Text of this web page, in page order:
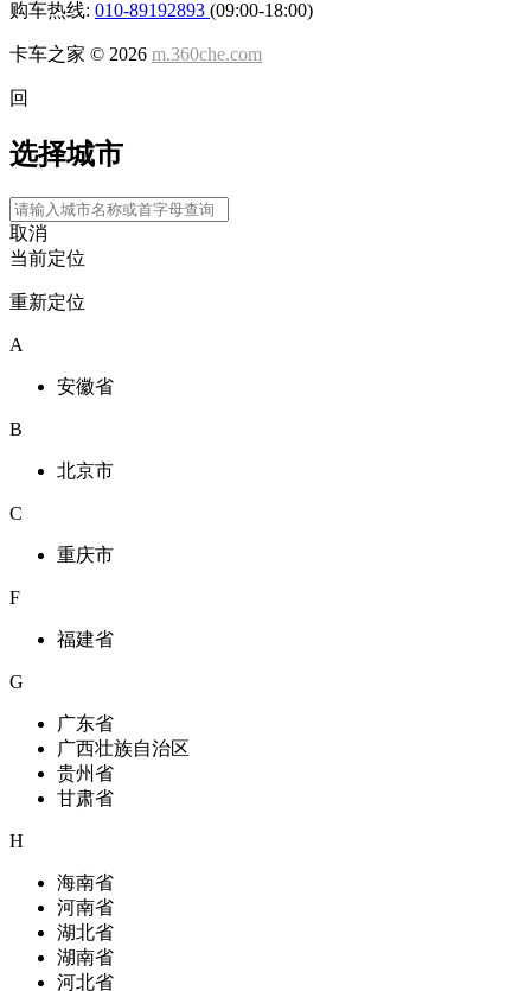
购车热线: 010-89192893 (09:00-18:00)
卡车之家 © 2026 m.360che.com
回
选择城市
取消
当前定位
重新定位
A
安徽省
B
北京市
C
重庆市
F
福建省
G
广东省
广西壮族自治区
贵州省
甘肃省
H
海南省
河南省
湖北省
湖南省
河北省